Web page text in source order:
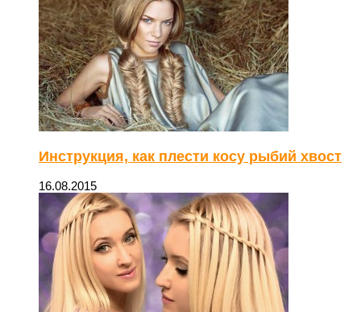
Инструкция, как плести косу рыбий хвост
16.08.2015